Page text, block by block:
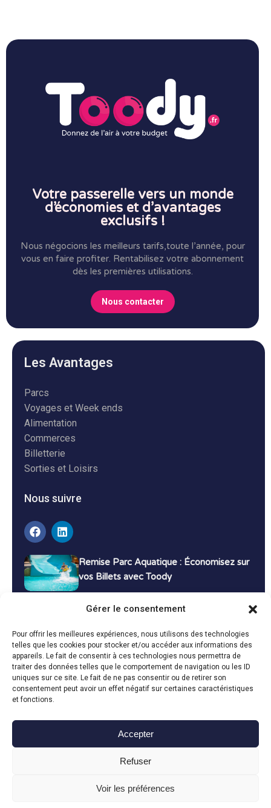
Gérer le consentement
Pour offrir les meilleures expériences, nous utilisons des technologies
telles que les cookies pour stocker et/ou accéder aux informations des
appareils. Le fait de consentir à ces technologies nous permettra de
traiter des données telles que le comportement de navigation ou les ID
uniques sur ce site. Le fait de ne pas consentir ou de retirer son
consentement peut avoir un effet négatif sur certaines caractéristiques
et fonctions.
Accepter
Refuser
Voir les préférences
Votre passerelle vers un monde
d’économies et d’avantages
exclusifs !
Nous négocions les meilleurs tarifs,toute l’année, pour
vous en faire profiter. Rentabilisez votre abonnement
dès les premières utilisations.
Nous contacter
Les Avantages
Parcs
Voyages et Week ends
Alimentation
Commerces
Billetterie
Sorties et Loisirs
Nous suivre
Remise Parc Aquatique : Économisez sur
vos Billets avec Toody
Bons Plans Voyage : Économisez sur vos
Vacances avec Toody
13 décembre 2024 Bon plans
Toody © 2024
Mentions légales
Politique de cookies